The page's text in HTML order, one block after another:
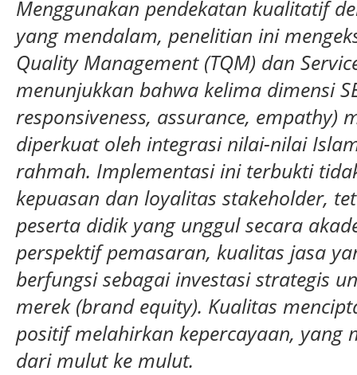
Menggunakan pendekatan kualitatif
yang mendalam, penelitian ini
Quality Management (TQM) dan
menunjukkan bahwa kelima dimensi
responsiveness, assurance, empathy)
diperkuat oleh integrasi nilai-nilai
rahmah. Implementasi ini terbukti
kepuasan dan loyalitas stakeholder,
peserta didik yang unggul secara
perspektif pemasaran, kualitas jasa
berfungsi sebagai investasi strategis
merek (brand equity). Kualitas
positif melahirkan kepercayaan, yang
dari mulut ke mulut.